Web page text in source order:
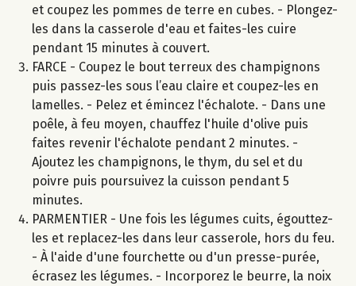
et coupez les pommes de terre en cubes. - Plongez-
les dans la casserole d'eau et faites-les cuire
pendant 15 minutes à couvert.
FARCE - Coupez le bout terreux des champignons
puis passez-les sous l’eau claire et coupez-les en
lamelles. - Pelez et émincez l'échalote. - Dans une
poêle, à feu moyen, chauffez l'huile d'olive puis
faites revenir l'échalote pendant 2 minutes. -
Ajoutez les champignons, le thym, du sel et du
poivre puis poursuivez la cuisson pendant 5
minutes.
PARMENTIER - Une fois les légumes cuits, égouttez-
les et replacez-les dans leur casserole, hors du feu.
- À l'aide d'une fourchette ou d'un presse-purée,
écrasez les légumes. - Incorporez le beurre, la noix